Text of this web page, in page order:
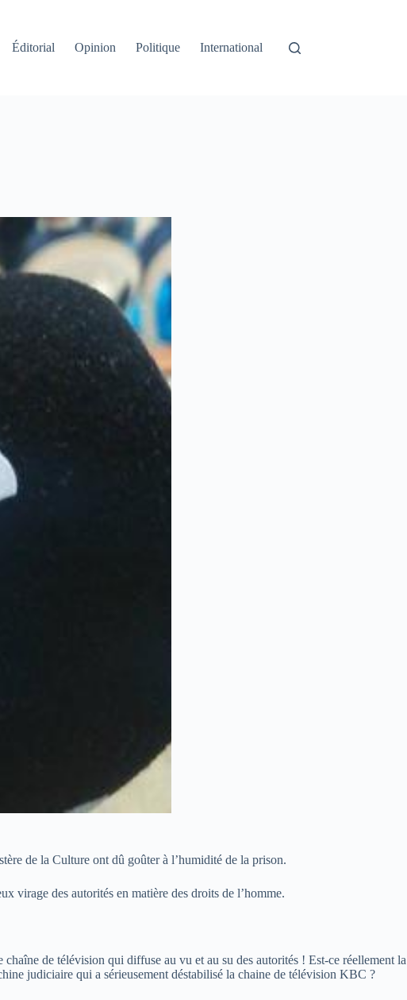
Éditorial Opinion Politique International
de la Culture ont dû goûter à l’humidité de la prison.
virage des autorités en matière des droits de l’homme.
de télévision qui diffuse au vu et au su des autorités ! Est-ce réellement la
judiciaire qui a sérieusement déstabilisé la chaine de télévision KBC ?